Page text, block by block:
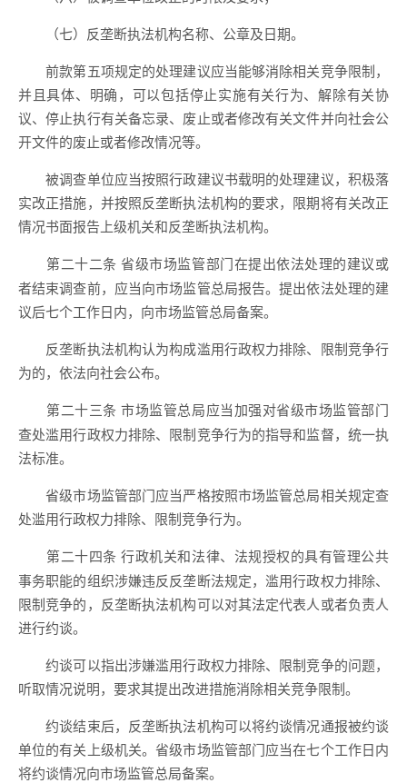
（七）反垄断执法机构名称、公章及日期。
前款第五项规定的处理建议应当能够消除相关竞争限制，
并且具体、明确，可以包括停止实施有关行为、解除有关协
议、停止执行有关备忘录、废止或者修改有关文件并向社会公
开文件的废止或者修改情况等。
被调查单位应当按照行政建议书载明的处理建议，积极落
实改正措施，并按照反垄断执法机构的要求，限期将有关改正
情况书面报告上级机关和反垄断执法机构。
第二十二条省级市场监管部门在提出依法处理的建议或
者结束调查前，应当向市场监管总局报告。提出依法处理的建
议后七个工作日内，向市场监管总局备案。
反垄断执法机构认为构成滥用行政权力排除、限制竞争行
为的，依法向社会公布。
第二十三条市场监管总局应当加强对省级市场监管部门
查处滥用行政权力排除、限制竞争行为的指导和监督，统一执
法标准。
省级市场监管部门应当严格按照市场监管总局相关规定查
处滥用行政权力排除、限制竞争行为。
第二十四条行政机关和法律、法规授权的具有管理公共
事务职能的组织涉嫌违反反垄断法规定，滥用行政权力排除、
限制竞争的，反垄断执法机构可以对其法定代表人或者负责人
进行约谈。
约谈可以指出涉嫌滥用行政权力排除、限制竞争的问题，
听取情况说明，要求其提出改进措施消除相关竞争限制。
约谈结束后，反垄断执法机构可以将约谈情况通报被约谈
单位的有关上级机关。省级市场监管部门应当在七个工作日内
将约谈情况向市场监管总局备案。